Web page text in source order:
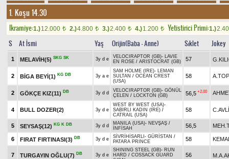
1. Koşu 14.30
Ikramiye:1.)12.000 t 2.)4.800 t 3.)2.400 t 4.)1.200 t Yetistirici Primi:1.)
S At İsmi Yaş Orijin(Baba - Anne) Sıklet Jokey
1 MELAVİH(5) SKG SK 3y d e VELOCIRAPTOR (GB)- LAVIE
EN ROSE / ARISTOCRAT (GB) 57
2 BİGA BEYİ(1) KG DB 3y a e
SAM HOLME (IRE)- LEMAN
SULTAN / OCEAN CREST
(USA)
58
2 GÖKÇE KIZ(11) DB 3y d d VELOCIRAPTOR (GB)- GÖNÜL
ÇELEN / LOCKTON (GB) 56,5 +2.00
4 BULL DOZER(2) 3y d e
WEST BY WEST (USA)-
SABIRLI KADIN (IRE) /
CATRAIL (USA)
58 C.AVLİ
5 SEYSAŞ(12) KG K DB 3y d d MANILA (USA)- NEVŞAŞ /
İNFİSAH
56,5
6 FIRAT FIRTINASI(3) DB 3y d e SİVRİHİSARLI - GÜRİSTAN /
PATARA PRINCE
58
7 TURGAYIN OĞLU(7) DB 3y d e
SHINING STEEL (GB)- RUN
HARD / COSSACK GUARD
56